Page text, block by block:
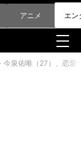
アニメ エン
今泉佑唯（27）、恋愛